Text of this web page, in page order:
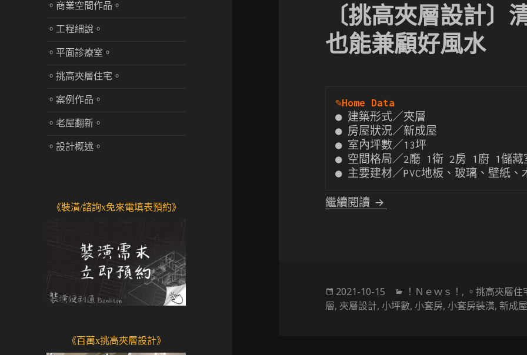
。商業空間作品。
。工程細說。
。平面診療室。
。挑高夾層住宅。
。案例作品。
。老屋翻新。
。設計概述。
《裝潢/諮詢x免來電填表預約》
《百萬x挑高夾層設計》
〔挑高夾層設計〕
也能兼顧好風水
✎Home Data
● 建築形式／夾層
● 房屋狀況／新成屋
● 室內坪數／13坪
● 空間格局／2廳 1衛 2房 1廚 1儲藏
● 主要建材／PVC地板、玻璃、壁紙
繼續閱讀 〔挑高夾層設計〕清爽日系挑
發
佈
2021-10-15
分
類
！Ｎｅｗｓ！ , 。挑高夾層住
層, 夾層設計,小坪數,小套房,小套房裝潢,新成